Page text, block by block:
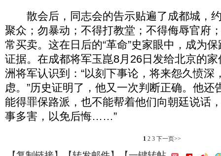
散会后，同志会的告示贴遍了成都城，
聚众；勿暴动；不得打教堂；不得侮辱官府
常买卖。这在日后的“革命”史家眼中，成为保
证据。在成都将军玉崑8月26日发给北京的
洲将军认识到：“以刻下事论，将来怨久愤深
虑。”历史证明了，他又一次判断正确。他还
能得罪保路派，也不能帮着他们向朝廷说话
事多害，以免后悔……”
1 2 3 下一页>>